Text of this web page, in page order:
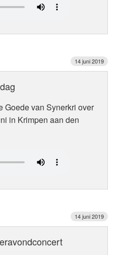
14 juni 2019
Goede van Synerkri over
in Krimpen aan den
14 juni 2019